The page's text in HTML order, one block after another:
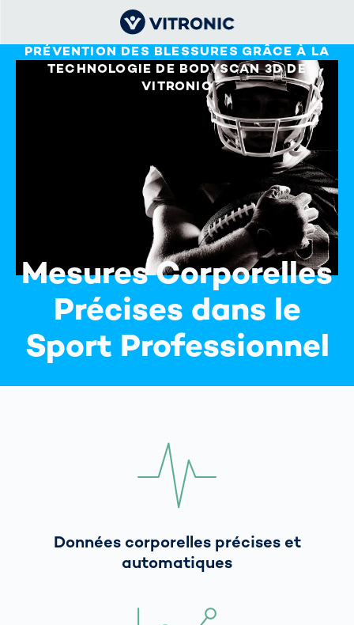
ANALYSE DE PERFORMANCE EFFICACE ET
PRÉVENTION DES BLESSURES GRÂCE À LA
TECHNOLOGIE DE BODYSCAN 3D DE
VITRONIC
Mesures Corporelles
Précises dans le
Sport Professionnel
Données corporelles précises et
automatiques